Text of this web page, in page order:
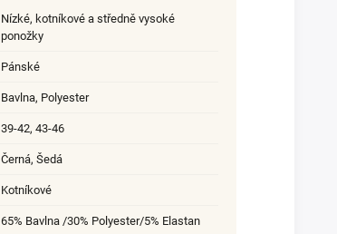
Nízké, kotníkové a středně vysoké
ponožky
Pánské
Bavlna, Polyester
39-42, 43-46
Černá, Šedá
Kotníkové
65% Bavlna /30% Polyester/5% Elastan